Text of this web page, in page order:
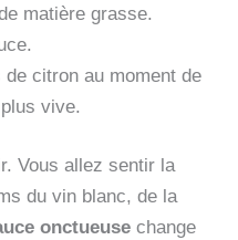
matière grasse.
citron au moment de
vive.
Vous allez sentir la
du vin blanc, de la
onctueuse change